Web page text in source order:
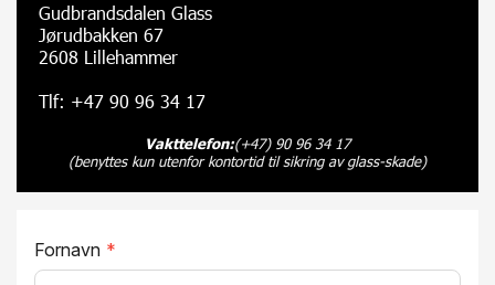
Gudbrandsdalen Glass
Jørudbakken 67
2608 Lillehammer
Tlf: +47 90 96 34 17
Vakttelefon:(+47) 90 96 34 17
(benyttes kun utenfor kontortid til sikring av glass-skade)
Fornavn *